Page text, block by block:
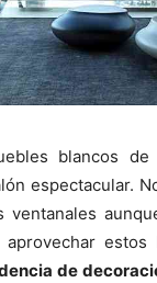
blancos
espectacular.
ventanales
estos
de